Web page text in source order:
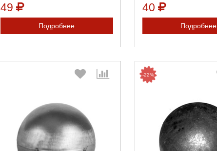
49
Подробнее
40
Подробнее
-22%